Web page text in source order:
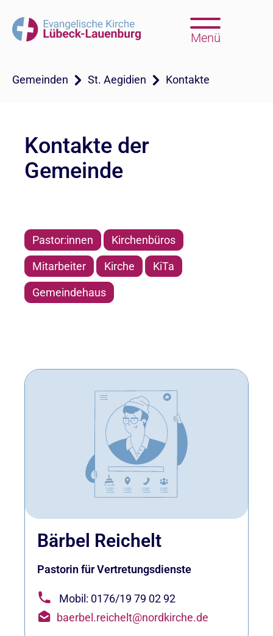
Menü
Gemeinden St. Aegidien Kontakte
Kontakte der
Gemeinde
Pastor:innen Kirchenbüros
Mitarbeiter Kirche KiTa
Gemeindehaus
Bärbel Reichelt
Pastorin für Vertretungsdienste
Mobil: 0176/19 79 02 92
baerbel.reichelt@nordkirche.de